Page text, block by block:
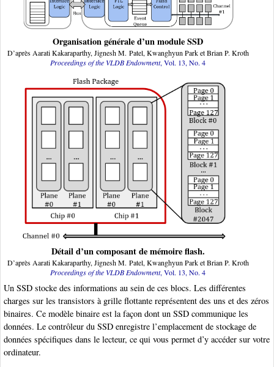
Organisation générale d’un module SSD
D’après Aarati Kakaraparthy, Jignesh M. Patel, Kwanghyun Park et Brian P. Kroth
Proceedings of the VLDB Endowment, Vol. 13, No. 4
Détail d’un composant de mémoire flash.
D’après Aarati Kakaraparthy, Jignesh M. Patel, Kwanghyun Park et Brian P. Kroth
Proceedings of the VLDB Endowment, Vol. 13, No. 4
Un SSD stocke des informations au sein de ces blocs. Les différentes
charges sur les transistors à grille flottante représentent des uns et des zéros
binaires. Ce modèle binaire est la façon dont un SSD communique les
données. Le contrôleur du SSD enregistre l’emplacement de stockage de
données spécifiques dans le lecteur, ce qui vous permet d’y accéder sur votre
ordinateur.